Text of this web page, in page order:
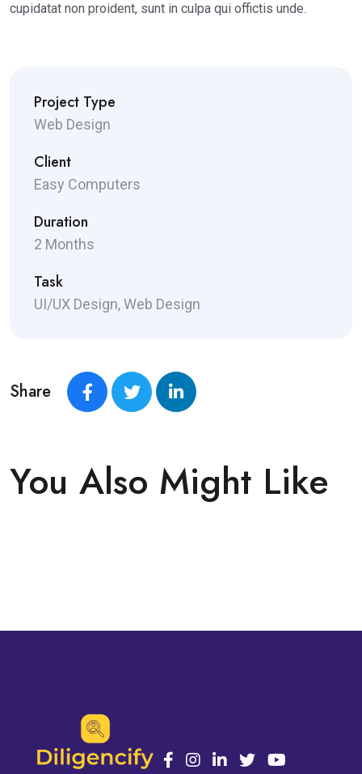
Project Type
Web Design
Client
Easy Computers
Duration
2 Months
Task
UI/UX Design, Web Design
Share
cupidatat non proident, sunt in culpa qui offictis unde.
You Also Might Like